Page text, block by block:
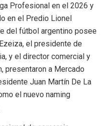
Profesional en el 2026 y
en el Predio Lionel
del fútbol argentino posee
el presidente de
y el director comercial y
presentaron a Mercado
Juan Martín De La
el nuevo naming